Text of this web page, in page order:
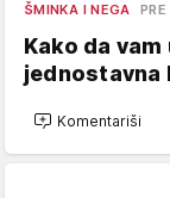
ŠMINKA I NEGA
Kako da
jednostavna
Komentariši